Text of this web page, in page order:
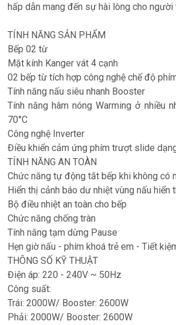
hấp dẫn mang đến sự hài lòng cho người
TÍNH NĂNG SẢN PHẨM
Bếp 02 từ
Mặt kính Kanger vát 4 cạnh
02 bếp từ tích hợp công nghệ chế độ
Tính năng nấu siêu nhanh Booster
Tính năng hâm nóng Warming ở nhiều
70°C
Công nghệ Inverter
Điều khiển cảm ứng phím trượt slide
TÍNH NĂNG AN TOÀN
Chức năng tự động tắt bếp khi không có
Hiển thị cảnh báo dư nhiệt vùng nấu hiển
Bộ điều nhiệt an toàn cho bếp
Chức năng chống tràn
Tính năng tạm dừng Pause
Hẹn giờ nấu - phím khoá trẻ em - Tiết
THÔNG SỐ KỸ THUẬT
Điện áp: 220 - 240V ~ 50Hz
Công suất:
Trái: 2000W/ Booster: 2600W
Phải: 2000W/ Booster: 2600W